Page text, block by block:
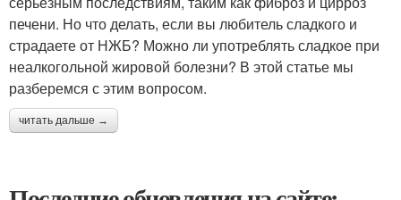
печени. Но что делать, если вы любитель сладкого и
страдаете от НЖБ? Можно ли употреблять сладкое при
неалкогольной жировой болезни? В этой статье мы
разберемся с этим вопросом.
читать дальше →